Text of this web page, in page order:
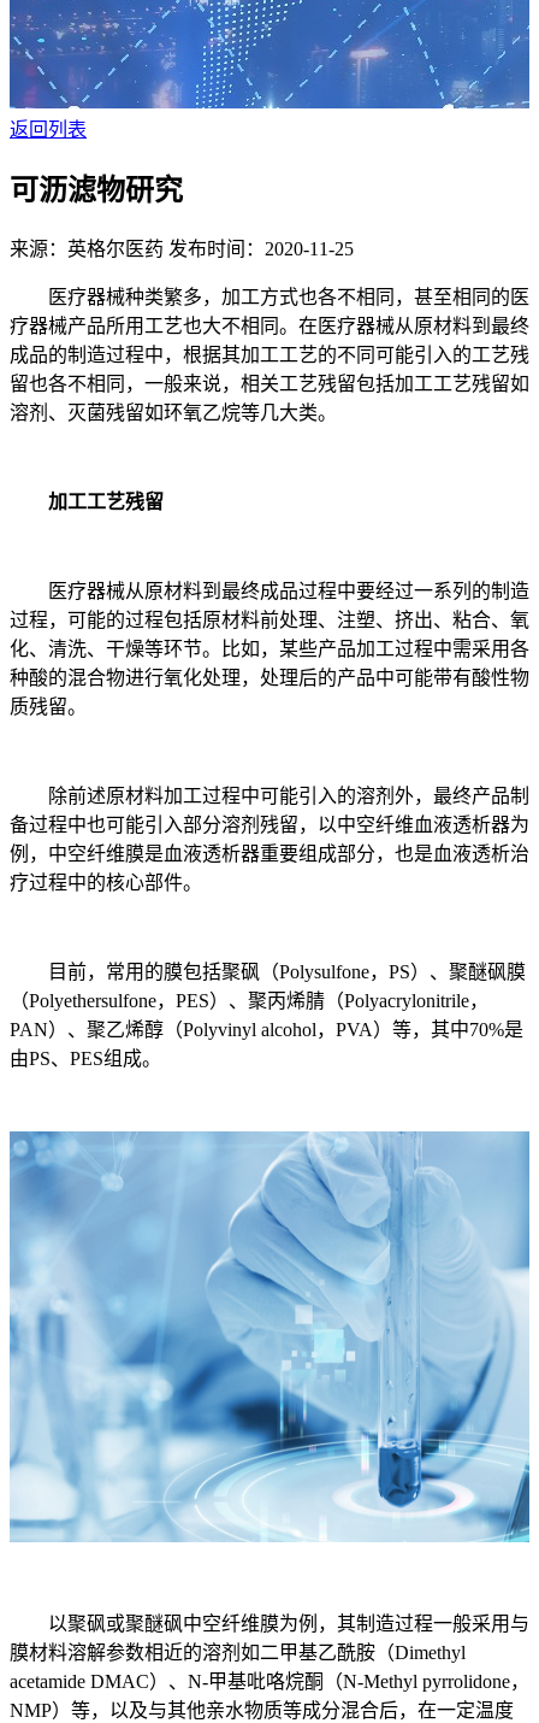
返回列表
可沥滤物研究
来源：英格尔医药 发布时间：2020-11-25
医疗器械种类繁多，加工方式也各不相同，甚至相同的医
疗器械产品所用工艺也大不相同。在医疗器械从原材料到最终
成品的制造过程中，根据其加工工艺的不同可能引入的工艺残
留也各不相同，一般来说，相关工艺残留包括加工工艺残留如
溶剂、灭菌残留如环氧乙烷等几大类。
加工工艺残留
医疗器械从原材料到最终成品过程中要经过一系列的制造
过程，可能的过程包括原材料前处理、注塑、挤出、粘合、氧
化、清洗、干燥等环节。比如，某些产品加工过程中需采用各
种酸的混合物进行氧化处理，处理后的产品中可能带有酸性物
质残留。
除前述原材料加工过程中可能引入的溶剂外，最终产品制
备过程中也可能引入部分溶剂残留，以中空纤维血液透析器为
例，中空纤维膜是血液透析器重要组成部分，也是血液透析治
疗过程中的核心部件。
目前，常用的膜包括聚砜（Polysulfone，PS）、聚醚砜膜
（Polyethersulfone，PES）、聚丙烯腈（Polyacrylonitrile，
PAN）、聚乙烯醇（Polyvinyl alcohol，PVA）等，其中70%是
由PS、PES组成。
以聚砜或聚醚砜中空纤维膜为例，其制造过程一般采用与
膜材料溶解参数相近的溶剂如二甲基乙酰胺（Dimethyl
acetamide DMAC）、N-甲基吡咯烷酮（N-Methyl pyrrolidone，
NMP）等，以及与其他亲水物质等成分混合后，在一定温度